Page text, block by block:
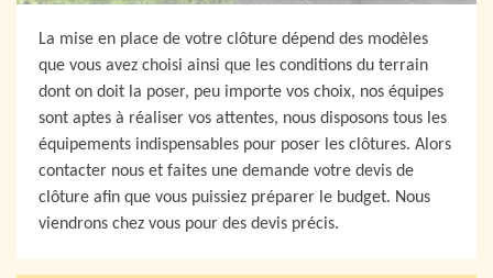
La mise en place de votre clôture dépend des modèles
que vous avez choisi ainsi que les conditions du terrain
dont on doit la poser, peu importe vos choix, nos équipes
sont aptes à réaliser vos attentes, nous disposons tous les
équipements indispensables pour poser les clôtures. Alors
contacter nous et faites une demande votre devis de
clôture afin que vous puissiez préparer le budget. Nous
viendrons chez vous pour des devis précis.